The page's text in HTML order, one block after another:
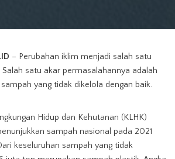
online untuk disulap menjadi sesuatu yang
PI/Ilustrasi gambar: Shutterstock)
– Perubahan iklim menjadi salah satu
satu akar permasalahannya adalah
yang tidak dikelola dengan baik.
Hidup dan Kehutanan (KLHK)
sampah nasional pada 2021
keseluruhan sampah yang tidak